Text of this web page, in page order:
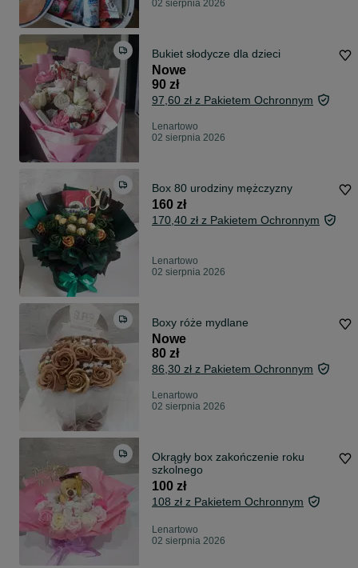
02 sierpnia 2026
Bukiet słodycze dla dzieci
Nowe
90 zł
97,60 zł z Pakietem Ochronnym
Lenartowo
02 sierpnia 2026
Box 80 urodziny mężczyzny
160 zł
170,40 zł z Pakietem Ochronnym
Lenartowo
02 sierpnia 2026
Boxy róże mydlane
Nowe
80 zł
86,30 zł z Pakietem Ochronnym
Lenartowo
02 sierpnia 2026
Okrągły box zakończenie roku
szkolnego
100 zł
108 zł z Pakietem Ochronnym
Lenartowo
02 sierpnia 2026